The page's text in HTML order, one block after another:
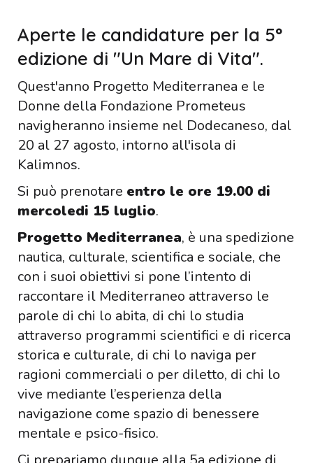
Aperte le candidature per la 5°
edizione di "Un Mare di Vita".
Quest'anno Progetto Mediterranea e le
Donne della Fondazione Prometeus
navigheranno insieme nel Dodecaneso, dal
20 al 27 agosto, intorno all'isola di
Kalimnos.
Si può prenotare entro le ore 19.00 di
mercoledi 15 luglio.
Progetto Mediterranea, è una spedizione
nautica, culturale, scientifica e sociale, che
con i suoi obiettivi si pone l’intento di
raccontare il Mediterraneo attraverso le
parole di chi lo abita, di chi lo studia
attraverso programmi scientifici e di ricerca
storica e culturale, di chi lo naviga per
ragioni commerciali o per diletto, di chi lo
vive mediante l’esperienza della
navigazione come spazio di benessere
mentale e psico-fisico.